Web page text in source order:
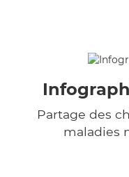
Partage des
maladies